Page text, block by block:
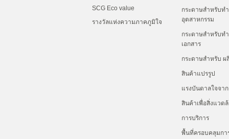
SCG Eco value
รางวัลแห่งความภาคภูมิใจ
กระดาษสำหรับท
อุตสาหกรรม
กระดาษสำหรับท
เอกสาร
กระดาษสำหรับ
สินค้าแปรรูป
แรงบันดาลใจจา
สินค้าเพื่อสิ่งแวด
การบริการ
พื้นที่ครอบคลุมกา